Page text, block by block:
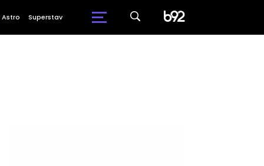
Astro Superstav